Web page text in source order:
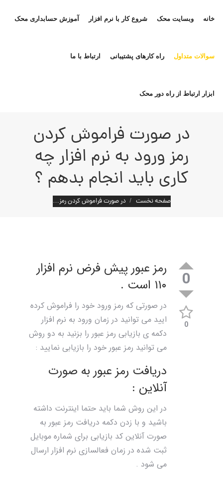
خانه وبسایت محک شروع کار با نرم افزار آموزش حسابداری محک
سوالات متداول راه کارهای پشتیبانی ارتباط با ما
ابزار ارتباط از راه دور محک
در صورت فراموش کردن
رمز ورود به نرم افزار چه
کاری باید انجام بدهم ؟
مکان شما:
صفحه نخست در صورت فراموش کردن رمز…
0
0
رمز عبور پیش فرض نرم افزار
۱۱۰ است .
در صورتی که رمز ورود خود را فراموش کرده
ایید می توانید در زمان ورود به نرم افزار
دکمه ی بازیابی رمز عبور را بزنید به دو روش
می توانید رمز عبور خود را بازیابی نمایید :
دریافت رمز عبور به صورت
آنلاین :
در این روش شما باید حتما اینترنت داشته
باشید و با زدن دکمه دریافت رمز عبور به
صورت آنلاین کد بازیابی برای شماره موبایل
ثبت شده در زمان فعالسازی نرم افزار ارسال
می شود .